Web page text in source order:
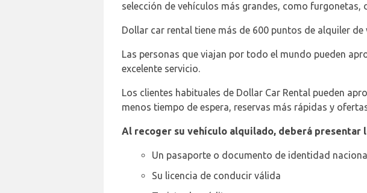
selección de vehículos más grandes, como
Dollar car rental tiene más de 600 puntos de alquiler de
Las personas que viajan por todo el mundo pueden
excelente servicio.
Los clientes habituales de Dollar Car Rental pueden
menos tiempo de espera, reservas más rápidas y
Al recoger su vehículo alquilado, deberá presentar
Un pasaporte o documento de identidad
Su licencia de conducir válida